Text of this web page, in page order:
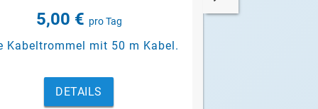
5,00 € pro Tag
Kabeltrommel mit 50 m Kabel.
DETAILS